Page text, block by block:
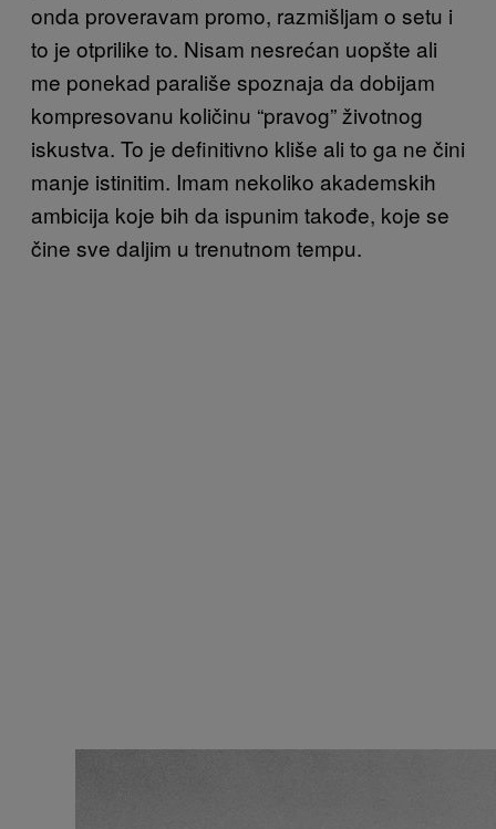
onda proveravam promo, razmišljam o setu i
to je otprilike to. Nisam nesrećan uopšte ali
me ponekad parališe spoznaja da dobijam
kompresovanu količinu “pravog” životnog
iskustva. To je definitivno kliše ali to ga ne čini
manje istinitim. Imam nekoliko akademskih
ambicija koje bih da ispunim takođe, koje se
čine sve daljim u trenutnom tempu.